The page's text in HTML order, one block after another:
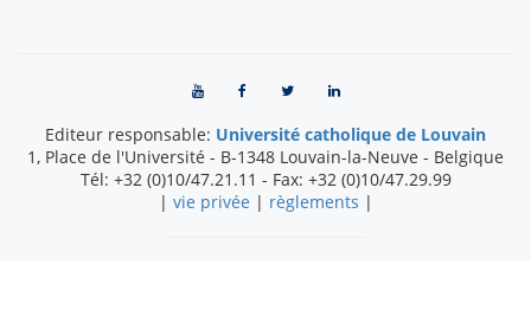
Editeur responsable: Université catholique de Louvain
1, Place de l'Université - B-1348 Louvain-la-Neuve - Belgique
Tél: +32 (0)10/47.21.11 - Fax: +32 (0)10/47.29.99
| vie privée | règlements |